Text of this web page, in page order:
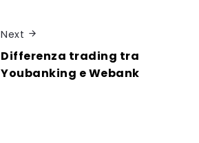
Next
Differenza trading tra
Youbanking e Webank